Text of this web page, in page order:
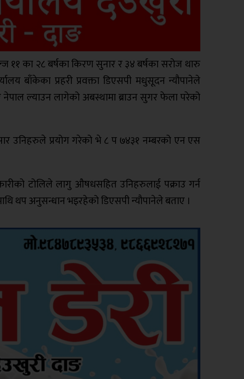
का २८ बर्षका किरण सुनार र ३४ बर्षका सरोज थारु
बाँकेका प्रहरी प्रवक्ता डिएसपी मधुसूदन न्याैपानेले
ल्याउन लागेको अबस्थामा ब्राउन सुगर फेला परेको
उनिहरुले प्रयोग गरेको भे ८ प ७४३१ नम्बरको एन एस
टोलिले लागु औषधसहित उनिहरुलाई पक्राउ गर्न
थप अनुसन्धान भइरहेको डिएसपी न्याैपानेले बताए ।